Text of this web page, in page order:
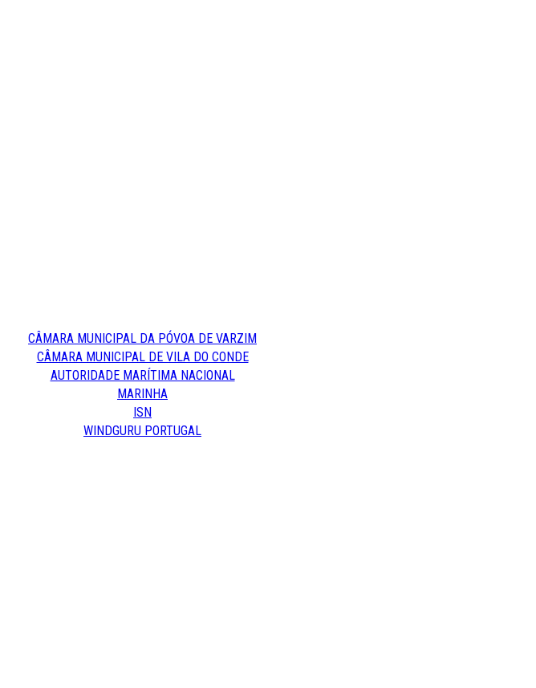
CÂMARA MUNICIPAL DA PÓVOA DE VARZIM
CÂMARA MUNICIPAL DE VILA DO CONDE
AUTORIDADE MARÍTIMA NACIONAL
MARINHA
ISN
WINDGURU PORTUGAL